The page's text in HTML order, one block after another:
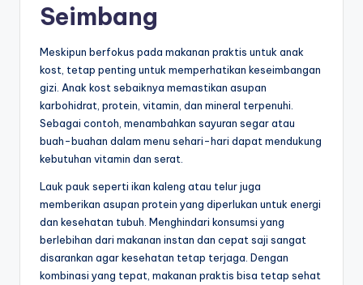
Seimbang
Meskipun berfokus pada makanan praktis untuk anak
kost, tetap penting untuk memperhatikan keseimbangan
gizi. Anak kost sebaiknya memastikan asupan
karbohidrat, protein, vitamin, dan mineral terpenuhi.
Sebagai contoh, menambahkan sayuran segar atau
buah-buahan dalam menu sehari-hari dapat mendukung
kebutuhan vitamin dan serat.
Lauk pauk seperti ikan kaleng atau telur juga
memberikan asupan protein yang diperlukan untuk energi
dan kesehatan tubuh. Menghindari konsumsi yang
berlebihan dari makanan instan dan cepat saji sangat
disarankan agar kesehatan tetap terjaga. Dengan
kombinasi yang tepat, makanan praktis bisa tetap sehat